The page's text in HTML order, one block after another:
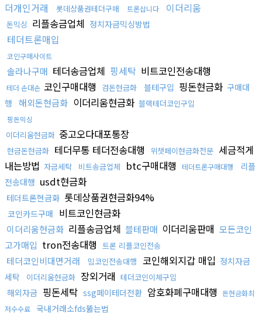
더개인거래
롯데상품권테더구매 트론삽니다 이더리움
돈믹싱 리플송금업체 정치자금믹싱방법
테더트론매입
코인구매사이트
솔라나구매 테더송금업체 핑세탁 비트코인전송대행
테더 손대손 코인구매대행 검돈현금화 블테구입 핑돈현금화 구매대
행 해외돈현금화 이더리움현금화 블랙테더코인구입
핑돈믹싱
이더리움현금화 중고오다대포통장
현금돈현금화 테더무통 테더전송대행 위챗페이현금화전문 세금적게
내는방법 자금세탁 비트송금업체 btc구매대행 테더트론구매대행
리플
전송대행 usdt현금화
테더트론현금화 롯데상품권현금화94%
코인카드구매 비트코인현금화
이더리움현금화 리플송금업체 블테판매 이더리움판매 모든코인
고가매입 tron전송대행 트론 리플코인전송
테더코인비대면거래 밈코인전송대행 코인해외지갑 매입 정치자금
세탁
이더리움현금화 장외거래 테더코인이체구입
해외자금 핑돈세탁 ssg페이테더전환 암호화폐구매대행 돈현금화최
저수수료 국내거래소fds뚫는법